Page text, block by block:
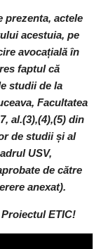
prezenta, actele
acestuia, pe
avocațială în
faptul că
studii de la
Facultatea
al.(3),(4),(5) din
de studii și al
USV,
de către
anexat).
ETIC!